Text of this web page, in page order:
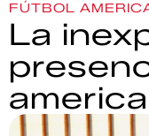
FÚTBOL
La